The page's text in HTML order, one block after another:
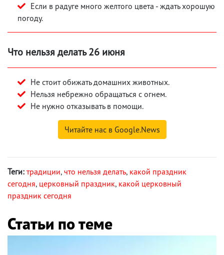
Если в радуге много желтого цвета - ждать хорошую
погоду.
Что нельзя делать 26 июня
Не стоит обижать домашних животных.
Нельзя небрежно обращаться с огнем.
Не нужно отказывать в помощи.
Читайте нас в Google.News
Теги: традиции, что нельзя делать, какой праздник
сегодня, церковный праздник, какой церковный
праздник сегодня
Статьи по теме